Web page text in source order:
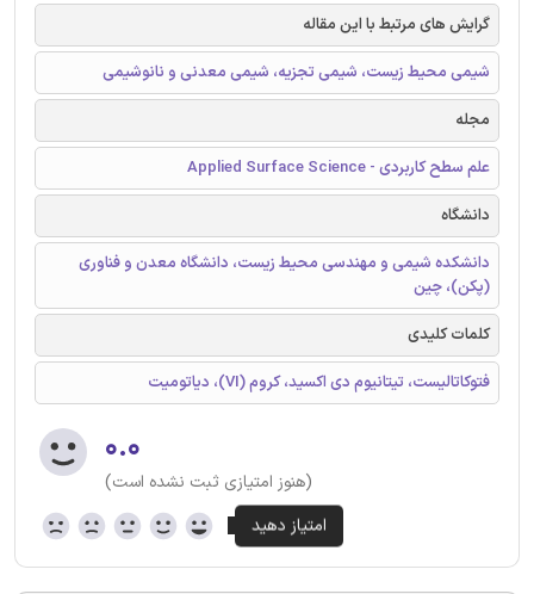
گرایش های مرتبط با این مقاله
شیمی محیط زیست، شیمی تجزیه، شیمی معدنی و نانوشیمی
مجله
علم سطح کاربردی - Applied Surface Science
دانشگاه
دانشکده شیمی و مهندسی محیط زیست، دانشگاه معدن و فناوری
(پکن)، چین
کلمات کلیدی
فتوکاتالیست، تیتانیوم دی اکسید، کروم (VI)، دیاتومیت
۰.۰
(هنوز امتیازی ثبت نشده است)